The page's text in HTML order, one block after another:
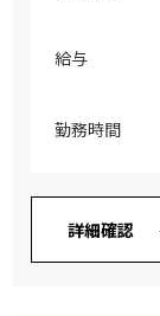
給与
勤務時間
詳細確認